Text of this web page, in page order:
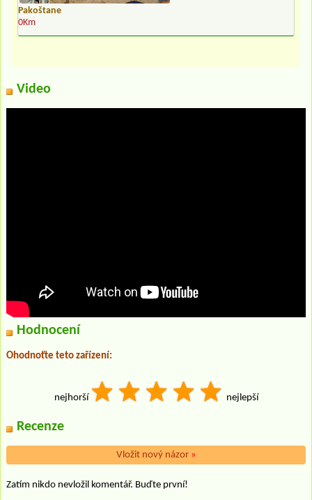
Pakoštane
0Km
Video
Hodnocení
Ohodnoťte teto zařízení:
nejhorší nejlepší
Recenze
Vložit nový názor »
Zatím nikdo nevložil komentář. Buďte první!